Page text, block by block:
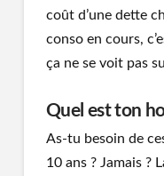
coût d’une dette
conso en cours,
ça ne se voit pas
Quel est ton
As-tu besoin de
10 ans ? Jamais ?